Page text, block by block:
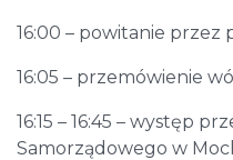
16:00 – powitanie przez
16:05 – przemówienie
16:15 – 16:45 – występ
Samorządowego w